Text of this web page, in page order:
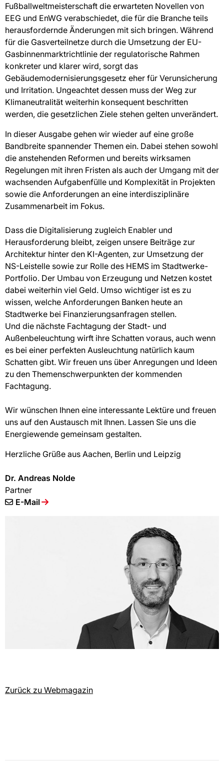
Fußballweltmeisterschaft die erwarteten Novellen von
EEG und EnWG verabschiedet, die für die Branche teils
herausfordernde Änderungen mit sich bringen. Während
für die Gasverteilnetze durch die Umsetzung der EU-
Gasbinnenmarktrichtlinie der regulatorische Rahmen
konkreter und klarer wird, sorgt das
Gebäudemodernisierungsgesetz eher für Verunsicherung
und Irritation. Ungeachtet dessen muss der Weg zur
Klimaneutralität weiterhin konsequent beschritten
werden, die gesetzlichen Ziele stehen gelten unverändert.
In dieser Ausgabe gehen wir wieder auf eine große
Bandbreite spannender Themen ein. Dabei stehen sowohl
die anstehenden Reformen und bereits wirksamen
Regelungen mit ihren Fristen als auch der Umgang mit der
wachsenden Aufgabenfülle und Komplexität in Projekten
sowie die Anforderungen an eine interdisziplinäre
Zusammenarbeit im Fokus.
Dass die Digitalisierung zugleich Enabler und
Herausforderung bleibt, zeigen unsere Beiträge zur
Architektur hinter den KI-Agenten, zur Umsetzung der
NS-Leistelle sowie zur Rolle des HEMS im Stadtwerke-
Portfolio. Der Umbau von Erzeugung und Netzen kostet
dabei weiterhin viel Geld. Umso wichtiger ist es zu
wissen, welche Anforderungen Banken heute an
Stadtwerke bei Finanzierungsanfragen stellen.
Und die nächste Fachtagung der Stadt- und
Außenbeleuchtung wirft ihre Schatten voraus, auch wenn
es bei einer perfekten Ausleuchtung natürlich kaum
Schatten gibt. Wir freuen uns über Anregungen und Ideen
zu den Themenschwerpunkten der kommenden
Fachtagung.
Wir wünschen Ihnen eine interessante Lektüre und freuen
uns auf den Austausch mit Ihnen. Lassen Sie uns die
Energiewende gemeinsam gestalten.
​Herzliche Grüße aus Aachen, Berlin und Leipzig
Dr. Andreas Nolde
Partner
E-Mail
Zurück zu Webmagazin